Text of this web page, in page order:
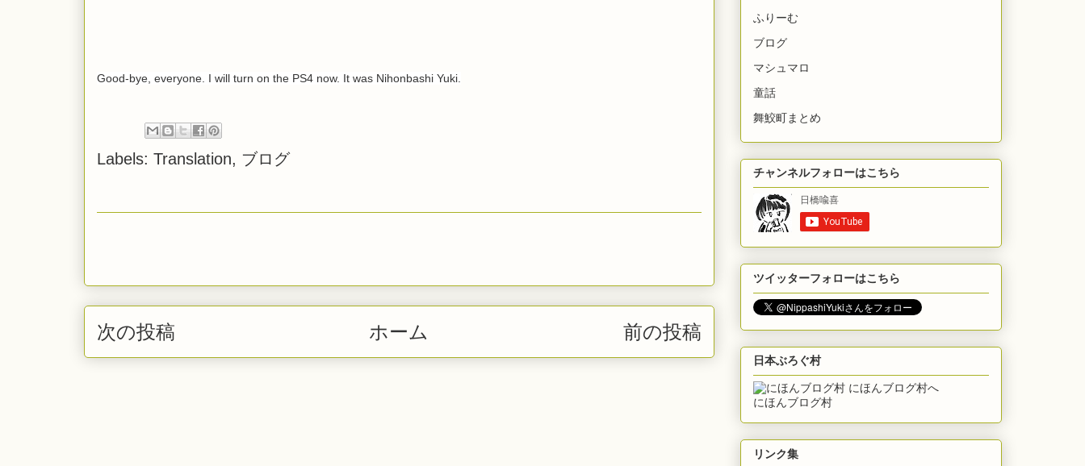
Good-bye, everyone. I will turn on the PS4 now. It was Nihonbashi Yuki.
Labels: Translation, ブログ
次の投稿 前の投稿
ホーム
ふりーむ
ブログ
マシュマロ
童話
舞鮫町まとめ
チャンネルフォローはこちら
ツイッターフォローはこちら
日本ぶろぐ村
にほんブログ村
リンク集